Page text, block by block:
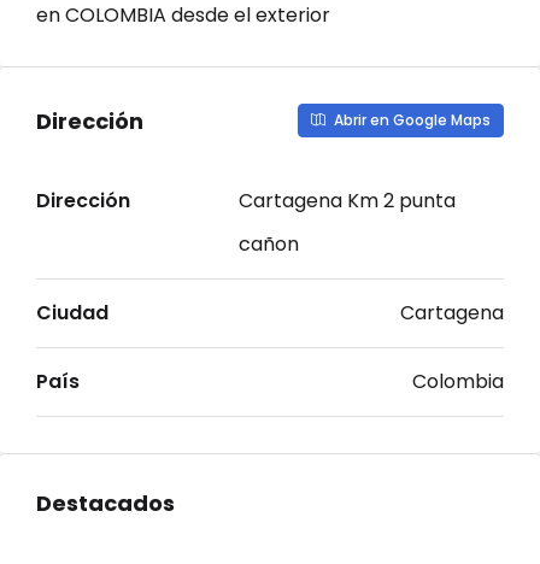
en COLOMBIA desde el exterior
Dirección Abrir en Google Maps
Dirección
Cartagena Km 2 punta
cañon
Ciudad Cartagena
País Colombia
Destacados